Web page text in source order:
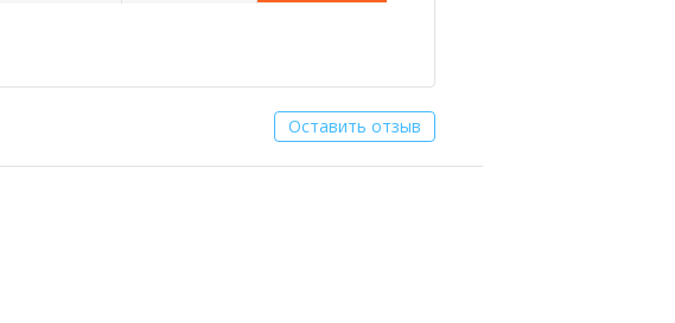
Оставить отзыв